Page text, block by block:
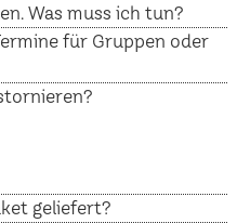
Was muss ich tun?
für Gruppen oder
geliefert?